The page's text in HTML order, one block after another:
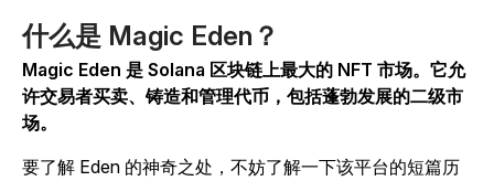
什么是 Magic Eden？
Magic Eden 是 Solana 区块链上最大的 NFT 市场。它允
许交易者买卖、铸造和管理代币，包括蓬勃发展的二级市
场。
要了解 Eden 的神奇之处，不妨了解一下该平台的短篇历